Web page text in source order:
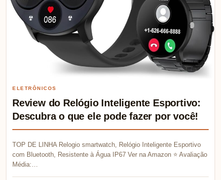
ELETRÔNICOS
Review do Relógio Inteligente Esportivo:
Descubra o que ele pode fazer por você!
TOP DE LINHA Relogio smartwatch, Relógio Inteligente Esportivo
com Bluetooth, Resistente à Água IP67 Ver na Amazon ⭐ Avaliação
Média:…